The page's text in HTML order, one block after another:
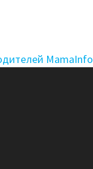
MamaInfo